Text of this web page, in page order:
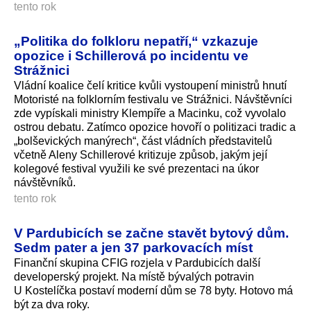
tento rok
„Politika do folkloru nepatří,“ vzkazuje
opozice i Schillerová po incidentu ve
Strážnici
Vládní koalice čelí kritice kvůli vystoupení ministrů hnutí
Motoristé na folklorním festivalu ve Strážnici. Návštěvníci
zde vypískali ministry Klempíře a Macinku, což vyvolalo
ostrou debatu. Zatímco opozice hovoří o politizaci tradic a
„bolševických manýrech“, část vládních představitelů
včetně Aleny Schillerové kritizuje způsob, jakým její
kolegové festival využili ke své prezentaci na úkor
návštěvníků.
tento rok
V Pardubicích se začne stavět bytový dům.
Sedm pater a jen 37 parkovacích míst
Finanční skupina CFIG rozjela v Pardubicích další
developerský projekt. Na místě bývalých potravin
U Kostelíčka postaví moderní dům se 78 byty. Hotovo má
být za dva roky.